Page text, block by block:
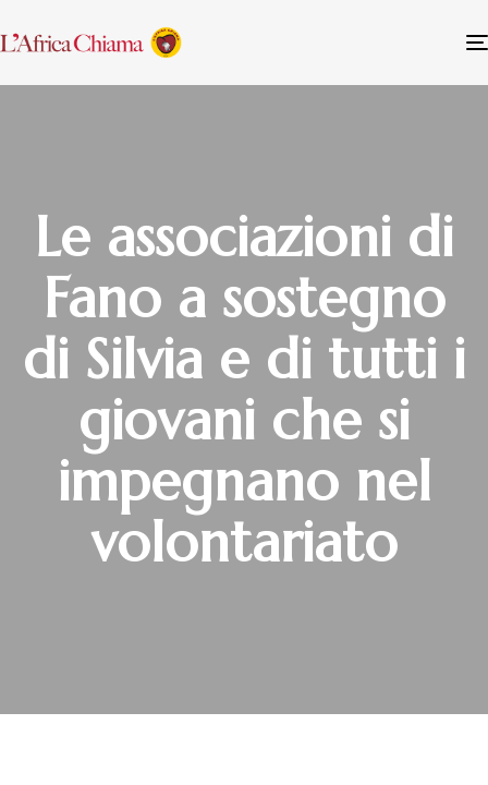
Le associazioni di
Fano a sostegno
di Silvia e di tutti i
giovani che si
impegnano nel
volontariato